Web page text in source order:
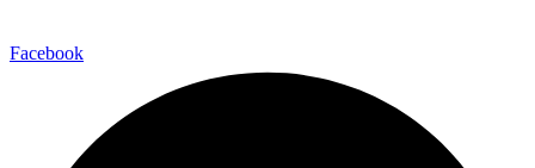
Facebook